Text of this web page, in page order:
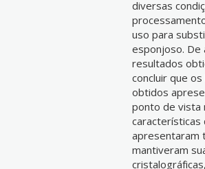
diversas
uso para
esponjoso. De
resultados
concluir que
obtidos
ponto de vista
características
apresentaram
mantiveram